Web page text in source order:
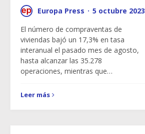
Europa Press · 5 octubre 2023
El número de compraventas de
viviendas bajó un 17,3% en tasa
interanual el pasado mes de agosto,
hasta alcanzar las 35.278
operaciones, mientras que…
Leer más